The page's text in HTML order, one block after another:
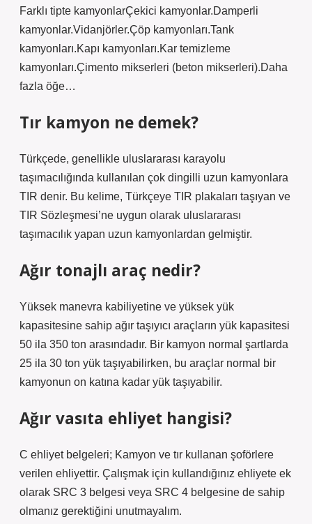
Farklı tipte kamyonlarÇekici kamyonlar.Damperli
kamyonlar.Vidanjörler.Çöp kamyonları.Tank
kamyonları.Kapı kamyonları.Kar temizleme
kamyonları.Çimento mikserleri (beton mikserleri).Daha
fazla öğe…
Tır kamyon ne demek?
Türkçede, genellikle uluslararası karayolu
taşımacılığında kullanılan çok dingilli uzun kamyonlara
TIR denir. Bu kelime, Türkçeye TIR plakaları taşıyan ve
TIR Sözleşmesi’ne uygun olarak uluslararası
taşımacılık yapan uzun kamyonlardan gelmiştir.
Ağır tonajlı araç nedir?
Yüksek manevra kabiliyetine ve yüksek yük
kapasitesine sahip ağır taşıyıcı araçların yük kapasitesi
50 ila 350 ton arasındadır. Bir kamyon normal şartlarda
25 ila 30 ton yük taşıyabilirken, bu araçlar normal bir
kamyonun on katına kadar yük taşıyabilir.
Ağır vasıta ehliyet hangisi?
C ehliyet belgeleri; Kamyon ve tır kullanan şoförlere
verilen ehliyettir. Çalışmak için kullandığınız ehliyete ek
olarak SRC 3 belgesi veya SRC 4 belgesine de sahip
olmanız gerektiğini unutmayalım.